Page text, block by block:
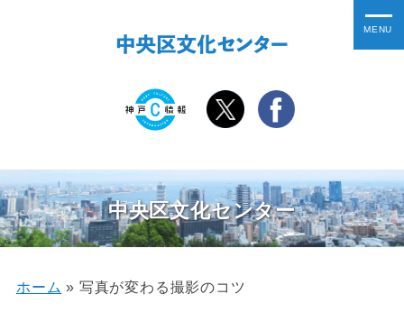
中央区文化センター
ホーム » 写真が変わる撮影のコツ